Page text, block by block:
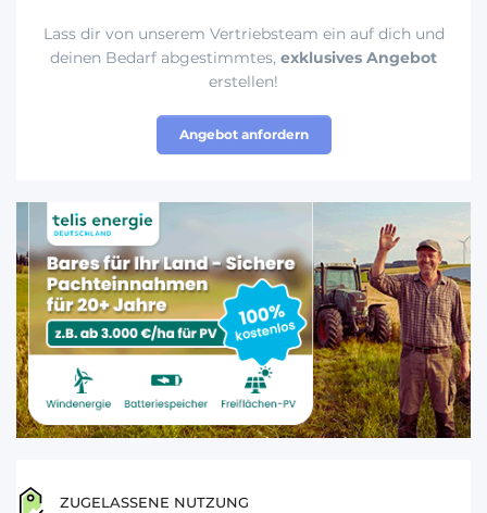
Lass dir von unserem Vertriebsteam ein auf dich und
deinen Bedarf abgestimmtes, exklusives Angebot
erstellen!
Angebot anfordern
ZUGELASSENE NUTZUNG